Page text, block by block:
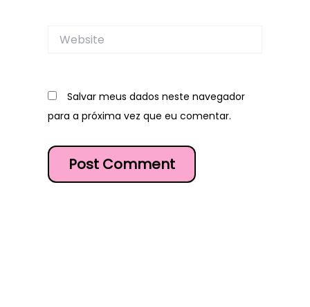
Website
Salvar meus dados neste navegador
para a próxima vez que eu comentar.